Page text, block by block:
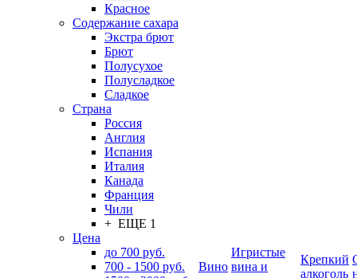
Красное
Содержание сахара
Экстра брют
Брют
Полусухое
Полусладкое
Сладкое
Страна
Россия
Англия
Испания
Италия
Канада
Франция
Чили
+ ЕЩЕ 1
Цена
до 700 руб.
700 - 1500 руб.
Вино
Игристые
вина и
Крепкий
алкоголь